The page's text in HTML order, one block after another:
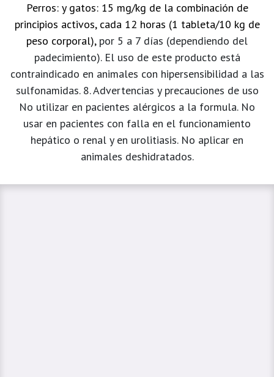
Perros: y gatos: 15 mg/kg de la combinación de
principios activos, cada 12 horas (1 tableta/10 kg de
peso corporal),por 5 a 7 días (dependiendo del
padecimiento). El uso de este producto está
contraindicado en animales con hipersensibilidad a las
sulfonamidas. 8. Advertencias y precauciones de uso
No utilizar en pacientes alérgicos a la formula. No
usar en pacientes con falla en el funcionamiento
hepático o renal y en urolitiasis. No aplicar en
animales deshidratados.